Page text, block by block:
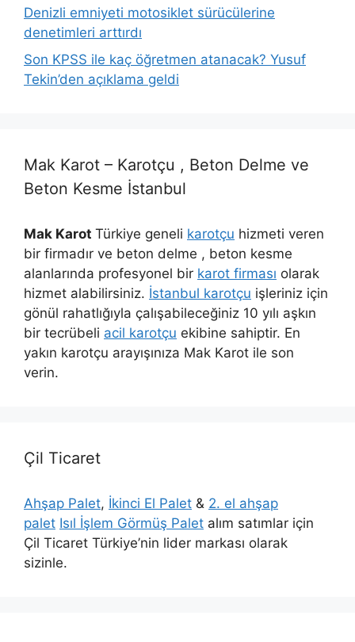
Denizli emniyeti motosiklet sürücülerine
denetimleri arttırdı
Son KPSS ile kaç öğretmen atanacak? Yusuf
Tekin’den açıklama geldi
Mak Karot – Karotçu , Beton Delme ve
Beton Kesme İstanbul
Mak Karot Türkiye geneli karotçu hizmeti veren
bir firmadır ve beton delme , beton kesme
alanlarında profesyonel bir karot firması olarak
hizmet alabilirsiniz. İstanbul karotçu işleriniz için
gönül rahatlığıyla çalışabileceğiniz 10 yılı aşkın
bir tecrübeli acil karotçu ekibine sahiptir. En
yakın karotçu arayışınıza Mak Karot ile son
verin.
Çil Ticaret
Ahşap Palet, İkinci El Palet & 2. el ahşap
palet Isıl İşlem Görmüş Palet alım satımlar için
Çil Ticaret Türkiye’nin lider markası olarak
sizinle.